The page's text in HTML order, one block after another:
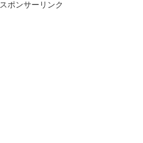
スポンサーリンク